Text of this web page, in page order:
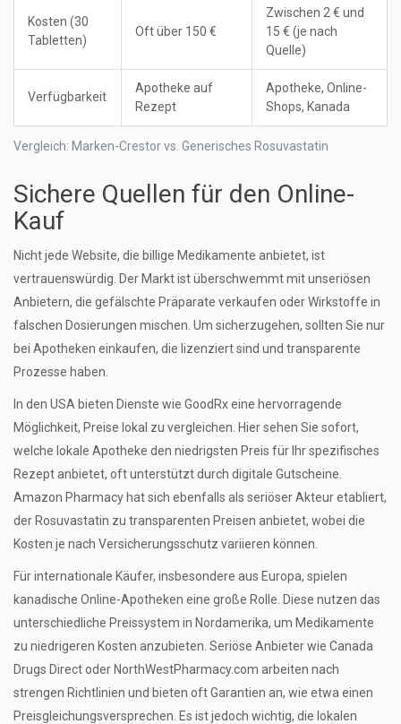
Vergleich: Marken-Crestor vs. Generisches Rosuvastatin
Kosten (30
Tabletten)
Oft über 150 €
Zwischen 2 € und
15 € (je nach
Quelle)
Verfügbarkeit
Apotheke auf
Rezept
Apotheke, Online-
Shops, Kanada
Sichere Quellen für den Online-
Kauf
Nicht jede Website, die billige Medikamente anbietet, ist
vertrauenswürdig. Der Markt ist überschwemmt mit unseriösen
Anbietern, die gefälschte Präparate verkaufen oder Wirkstoffe in
falschen Dosierungen mischen. Um sicherzugehen, sollten Sie nur
bei Apotheken einkaufen, die lizenziert sind und transparente
Prozesse haben.
In den USA bieten Dienste wie GoodRx eine hervorragende
Möglichkeit, Preise lokal zu vergleichen. Hier sehen Sie sofort,
welche lokale Apotheke den niedrigsten Preis für Ihr spezifisches
Rezept anbietet, oft unterstützt durch digitale Gutscheine.
Amazon Pharmacy hat sich ebenfalls als seriöser Akteur etabliert,
der Rosuvastatin zu transparenten Preisen anbietet, wobei die
Kosten je nach Versicherungsschutz variieren können.
Für internationale Käufer, insbesondere aus Europa, spielen
kanadische Online-Apotheken eine große Rolle. Diese nutzen das
unterschiedliche Preissystem in Nordamerika, um Medikamente
zu niedrigeren Kosten anzubieten. Seriöse Anbieter wie Canada
Drugs Direct oder NorthWestPharmacy.com arbeiten nach
strengen Richtlinien und bieten oft Garantien an, wie etwa einen
Preisgleichungsversprechen. Es ist jedoch wichtig, die lokalen